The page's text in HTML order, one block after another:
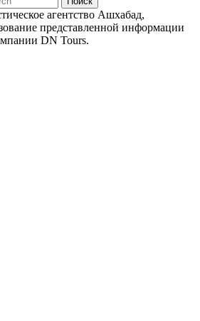
агентство Ашхабад,
представленной информации
DN Tours.